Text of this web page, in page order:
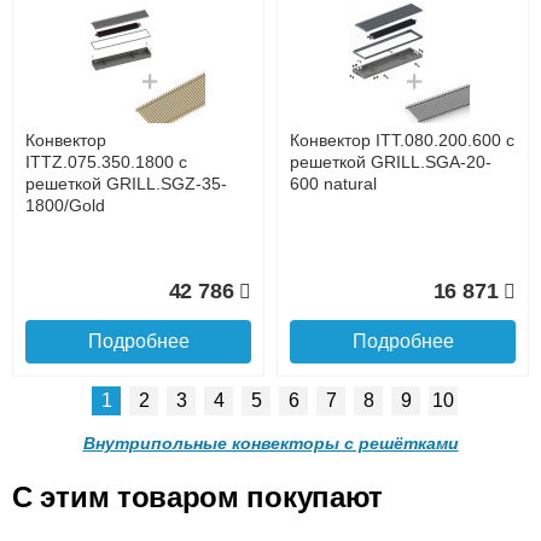
до подъезда
услуга платная
Конвектор ITTL.070.160.800
с решеткой GRILL.SGWL-
16-800 венге.
20 904
Подробнее
Конвектор ITTL.070.160.900
с решеткой GRILL.SGWL-
16-900 венге.
21 495
Конвектор
ITTL.070.160.1000 с
решеткой GRILL.SGWL-16-
Конвектор
ITTL.070.160.1100 с
решеткой GRILL.SGWL-16-
Конвектор
ITTZ.075.350.1800 с
решеткой GRILL.SGZ-35-
1800/Gold
42 786
Подробнее
Конвектор ITT.080.200.600 с
решеткой GRILL.SGA-20-
600 natural
16 871
Подробнее
1 2 3 4 5 6 7 8 9 10
Внутрипольные конвекторы с решётками
C этим товаром покупают